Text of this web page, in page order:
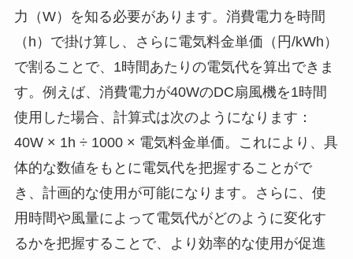
力（W）を知る必要があります。消費電力を時間
（h）で掛け算し、さらに電気料金単価（円/kWh）
で割ることで、1時間あたりの電気代を算出できま
す。例えば、消費電力が40WのDC扇風機を1時間
使用した場合、計算式は次のようになります：
40W × 1h ÷ 1000 × 電気料金単価。これにより、具
体的な数値をもとに電気代を把握することがで
き、計画的な使用が可能になります。さらに、使
用時間や風量によって電気代がどのように変化す
るかを把握することで、より効率的な使用が促進